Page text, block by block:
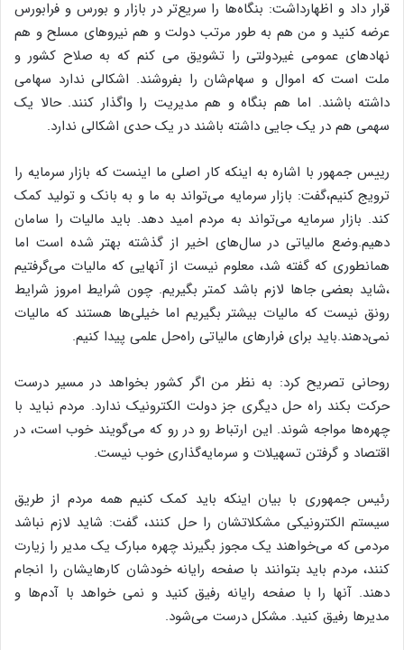
قرار داد و اظهارداشت: بنگاه‌ها را سریع‌تر در بازار و بورس و فرابورس
عرضه کنید و من هم به طور مرتب دولت و هم نیروهای مسلح و هم
نهادهای عمومی غیردولتی را تشویق می کنم که به صلاح کشور و
ملت است که اموال و سهام‌شان را بفروشند. اشکالی ندارد سهامی
داشته باشند. اما هم بنگاه و هم مدیریت را واگذار کنند. حالا یک
سهمی هم در یک جایی داشته باشند در یک حدی اشکالی ندارد.
رییس جمهور با اشاره به اینکه کار اصلی ما اینست که بازار سرمایه را
ترویج کنیم،گفت: بازار سرمایه می‌تواند به ما و به بانک و تولید کمک
کند. بازار سرمایه می‌تواند به مردم امید دهد. باید مالیات را سامان
دهیم.وضع مالیاتی در سال‌های اخیر از گذشته بهتر شده است اما
همانطوری که گفته شد، معلوم نیست از آنهایی که مالیات می‌گرفتیم
،شاید بعضی جاها لازم باشد کمتر بگیریم. چون شرایط امروز شرایط
رونق نیست که مالیات بیشتر بگیریم اما خیلی‌ها هستند که مالیات
نمی‌دهند.باید برای فرارهای مالیاتی راه‌حل علمی پیدا کنیم.
روحانی تصریح کرد: به نظر من اگر کشور بخواهد در مسیر درست
حرکت بکند راه حل دیگری جز دولت الکترونیک ندارد. مردم نباید با
چهره‌ها مواجه شوند. این ارتباط رو در رو که می‌گویند خوب است، در
اقتصاد و گرفتن تسهیلات و سرمایه‌گذاری خوب نیست.
رئیس جمهوری با بیان اینکه باید کمک کنیم همه مردم از طریق
سیستم الکترونیکی مشکلاتشان را حل کنند، گفت: شاید لازم نباشد
مردمی که می‌خواهند یک مجوز بگیرند چهره مبارک یک مدیر را زیارت
کنند، مردم باید بتوانند با صفحه رایانه خودشان کارهایشان را انجام
دهند. آنها را با صفحه رایانه رفیق کنید و نمی خواهد با آدم‌ها و
مدیرها رفیق کنید. مشکل درست می‌شود.